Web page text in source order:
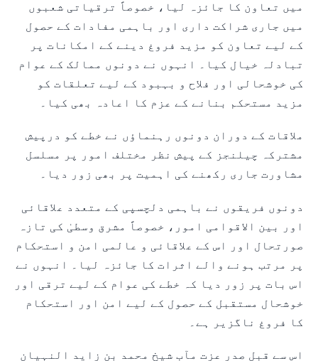
میں تعاون کا جائزہ لیا، خصوصاً ترقیاتی شعبوں
میں جاری شراکت داری اور باہمی مفادات کے حصول
کے لیے تعاون کو مزید فروغ دینے کے امکانات پر
تبادلہ خیال کیا۔ انہوں نے دونوں ممالک کے عوام
کی خوشحالی اور فلاح و بہبود کے لیے تعلقات کو
مزید مستحکم بنانے کے عزم کا اعادہ بھی کیا۔
ملاقات کے دوران دونوں رہنماؤں نے خطے کو درپیش
مشترکہ چیلنجز کے پیش نظر مختلف امور پر مسلسل
مشاورت جاری رکھنے کی اہمیت پر بھی زور دیا۔
دونوں فریقوں نے باہمی دلچسپی کے متعدد علاقائی
اور بین الاقوامی امور، خصوصاً مشرق وسطیٰ کی تازہ
صورتحال اور اس کے علاقائی و عالمی امن و استحکام
پر مرتب ہونے والے اثرات کا جائزہ لیا۔ انہوں نے
اس بات پر زور دیا کہ خطے کی عوام کے لیے ترقی اور
خوشحال مستقبل کے حصول کے لیے امن اور استحکام
کا فروغ ناگزیر ہے۔
اس سے قبل صدر عزت مآب شیخ محمد بن زاید النہیان